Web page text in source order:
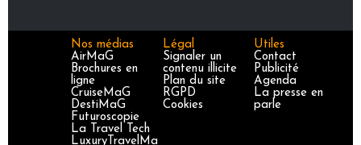
Nos médias
AirMaG
Brochures en
ligne
CruiseMaG
DestiMaG
Futuroscopie
La Travel Tech
LuxuryTravelMa
Légal
Signaler un
contenu illicite
Plan du site
RGPD
Cookies
Utiles
Contact
Publicité
Agenda
La presse en
parle